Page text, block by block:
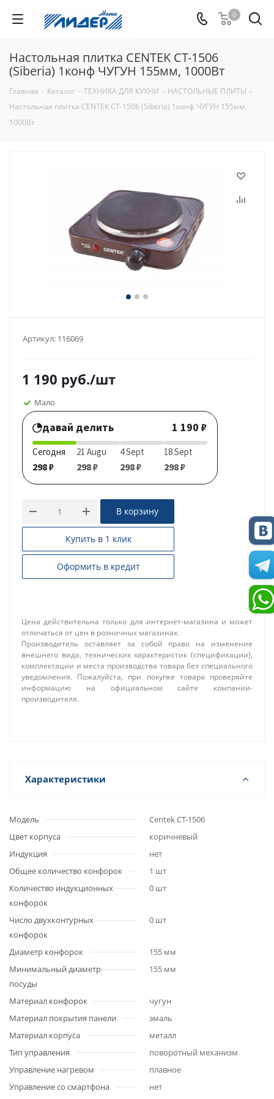
0
Настольная плитка CENTEK CT-1506
(Siberia) 1конф ЧУГУН 155мм, 1000Вт
Главная - Каталог - ТЕХНИКА ДЛЯ КУХНИ - НАСТОЛЬНЫЕ ПЛИТЫ -
Настольная плитка CENTEK CT-1506 (Siberia) 1конф ЧУГУН 155мм,
1000Вт
Артикул: 116069
1 190 руб./шт
Мало
давай делить 1 190 ₽
Сегодня
298 ₽
21 Augu
298 ₽
4 Sept
298 ₽
18 Sept
298 ₽
В корзину
Купить в 1 клик
Оформить в кредит
Цена действительна только для интернет-магазина и может
отличаться от цен в розничных магазинах.
Производитель оставляет за собой право на изменение
внешнего вида, технических характеристик (спецификации),
комплектации и места производства товара без специального
уведомления. Пожалуйста, при покупке товара проверяйте
информацию на официальном сайте компании-
производителя.
Характеристики
Модель
Centek CT-1506
Цвет корпуса
коричневый
Индукция
нет
Общее количество конфорок
1 шт
Количество индукционных
конфорок
0 шт
Число двухконтурных
конфорок
0 шт
Диаметр конфорок
155 мм
Минимальный диаметр
посуды
155 мм
Материал конфорок
чугун
Материал покрытия панели
эмаль
Материал корпуса
металл
Тип управления
поворотный механизм
Управление нагревом
плавное
Управление со смартфона
нет